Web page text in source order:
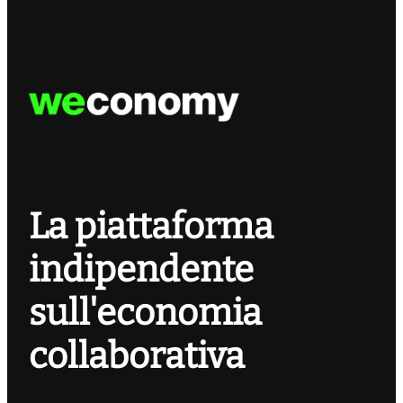
La piattaforma
indipendente
sull'economia
collaborativa